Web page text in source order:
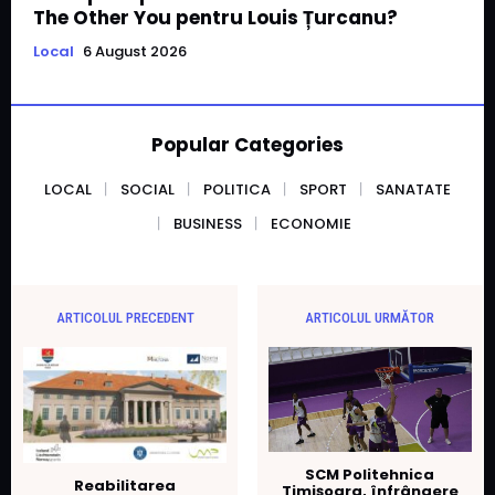
The Other You pentru Louis Țurcanu?
Local 6 August 2026
Popular Categories
LOCAL SOCIAL POLITICA SPORT
SANATATE
BUSINESS
ECONOMIE
ARTICOLUL PRECEDENT
Reabilitarea
ARTICOLUL URMĂTOR
SCM Politehnica